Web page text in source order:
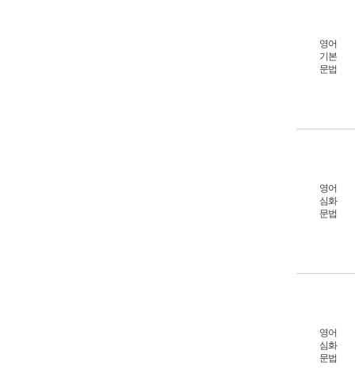
영어
기본
문법
영어
심화
문법
영어
심화
문법